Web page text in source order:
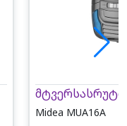
მტვერსასრუტი
Midea MUA16A